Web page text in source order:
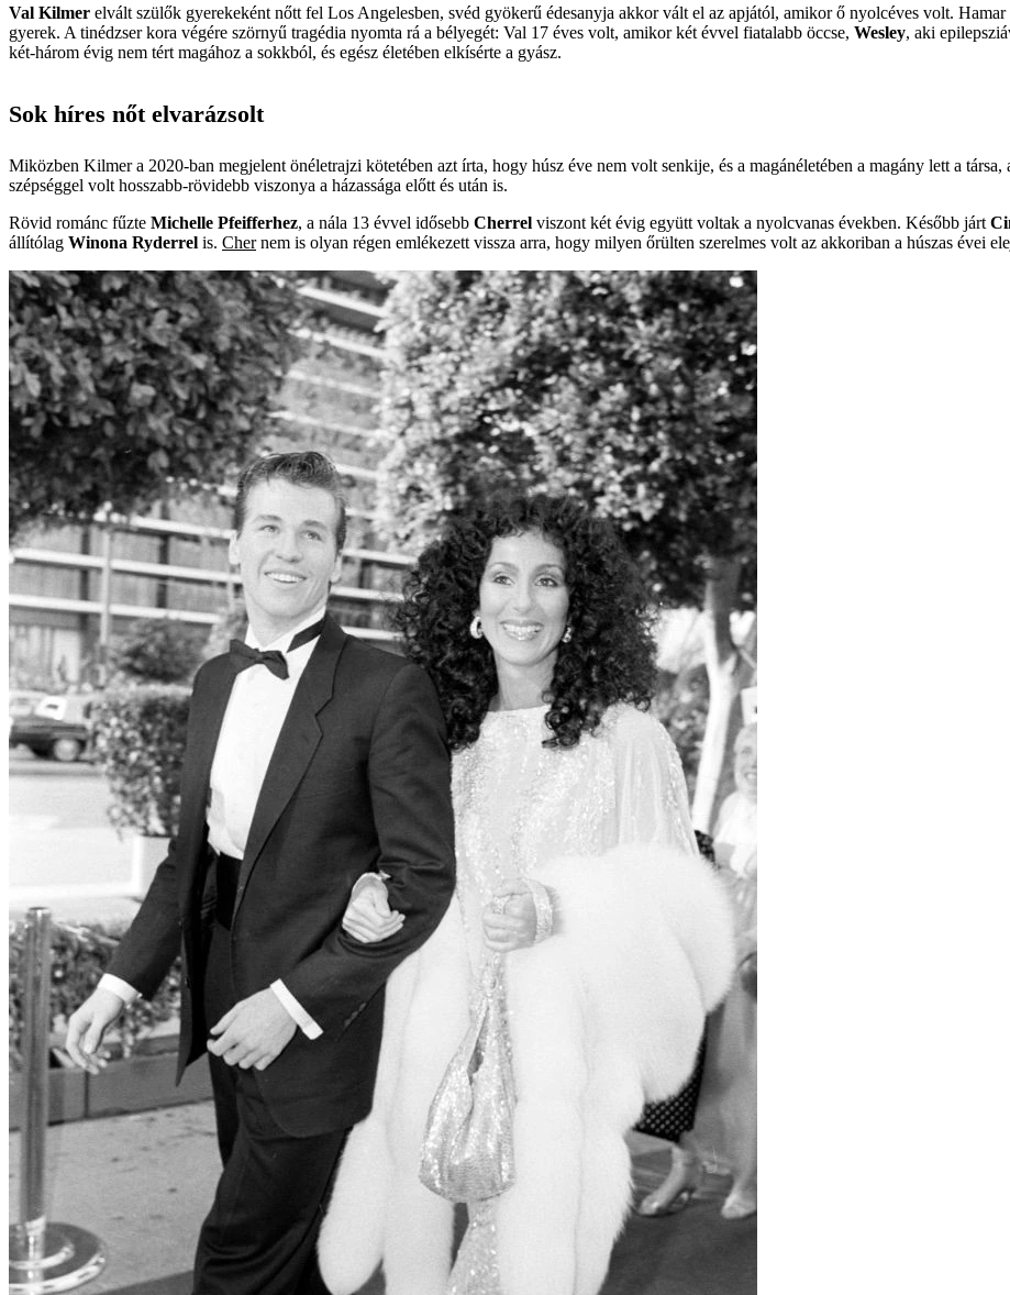
Val Kilmer elvált szülők gyerekeként nőtt fel Los Angelesben, svéd gyökerű édesanyja akkor vált el az apjától, amikor ő nyolcéves volt.
gyerek. A tinédzser kora végére szörnyű tragédia nyomta rá a bélyegét: Val 17 éves volt, amikor két évvel fiatalabb öccse, Wesley, aki
két-három évig nem tért magához a sokkból, és egész életében elkísérte a gyász.
Sok híres nőt elvarázsolt
Miközben Kilmer a 2020‑ban megjelent önéletrajzi kötetében azt írta, hogy húsz éve nem volt senkije, és a magánéletében a magány lett a
szépséggel volt hosszabb-rövidebb viszonya a házassága előtt és után is.
Rövid románc fűzte Michelle Pfeifferhez, a nála 13 évvel idősebb Cherrel viszont két évig együtt voltak a nyolcvanas években. Később járt
állítólag Winona Ryderrel is. Chernem is olyan régen emlékezett vissza arra, hogy milyen őrülten szerelmes volt az akkoriban a húszas évei